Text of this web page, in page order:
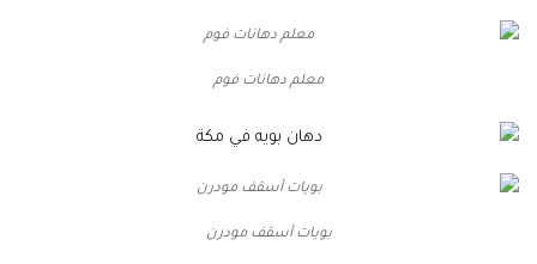
معلم دهانات فوم
بويات أسقف مودرن